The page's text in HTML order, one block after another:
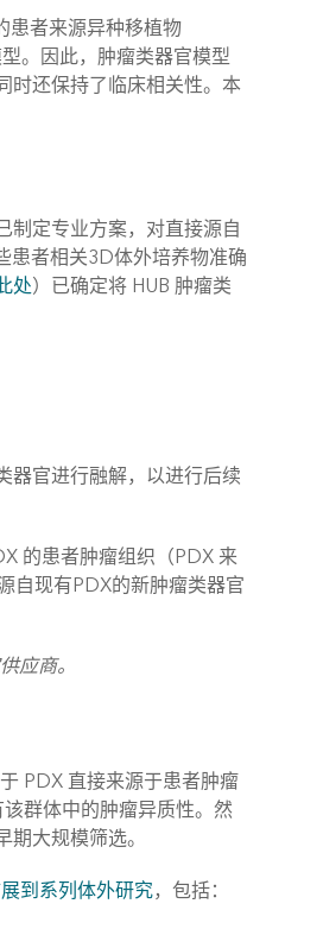
患者来源异种移植物
。因此，肿瘤类器官模型
时还保持了临床相关性。本
定专业方案，对直接源自
患者相关3D体外培养物准确
处）已确定将 HUB 肿瘤类
器官进行融解，以进行后续
的患者肿瘤组织（PDX 来
自现有PDX的新肿瘤类器官
应商。
PDX 直接来源于患者肿瘤
群体中的肿瘤异质性。然
大规模筛选。
到系列体外研究，包括：